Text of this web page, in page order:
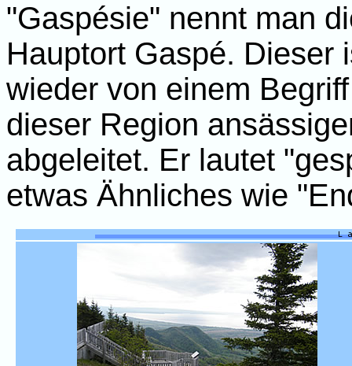
"Gaspésie" nennt man
Hauptort Gaspé. Dieser
wieder von einem
dieser Region
abgeleitet. Er lautet
etwas Ähnliches wie